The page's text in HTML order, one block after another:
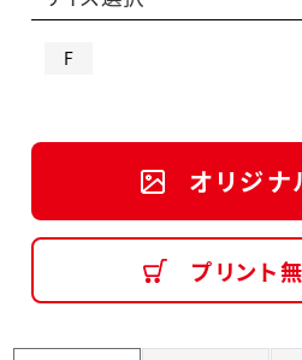
F
オリジナ
プリント